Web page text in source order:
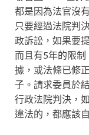
都是因為法官沒
只要經過法院判
政訴訟，如果要
而且有5年的限
據，或法條已修
子。請求委員於
行政法院判決，
違法的，都應該